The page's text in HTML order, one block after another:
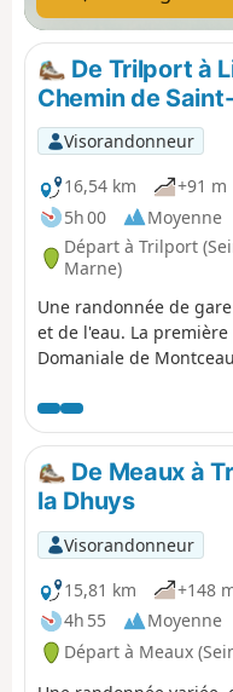
De Trilport à
Chemin de
Visorandonneur
16,54 km
+91 m
5h 00
Moyenne
Départ à Trilport
Marne)
Une randonnée de
et de l'eau. La
Domaniale de
partie se déroule le
passer au confluent
De Meaux à
la Dhuys
Visorandonneur
15,81 km
+148
4h 55
Moyenne
Départ à Meaux